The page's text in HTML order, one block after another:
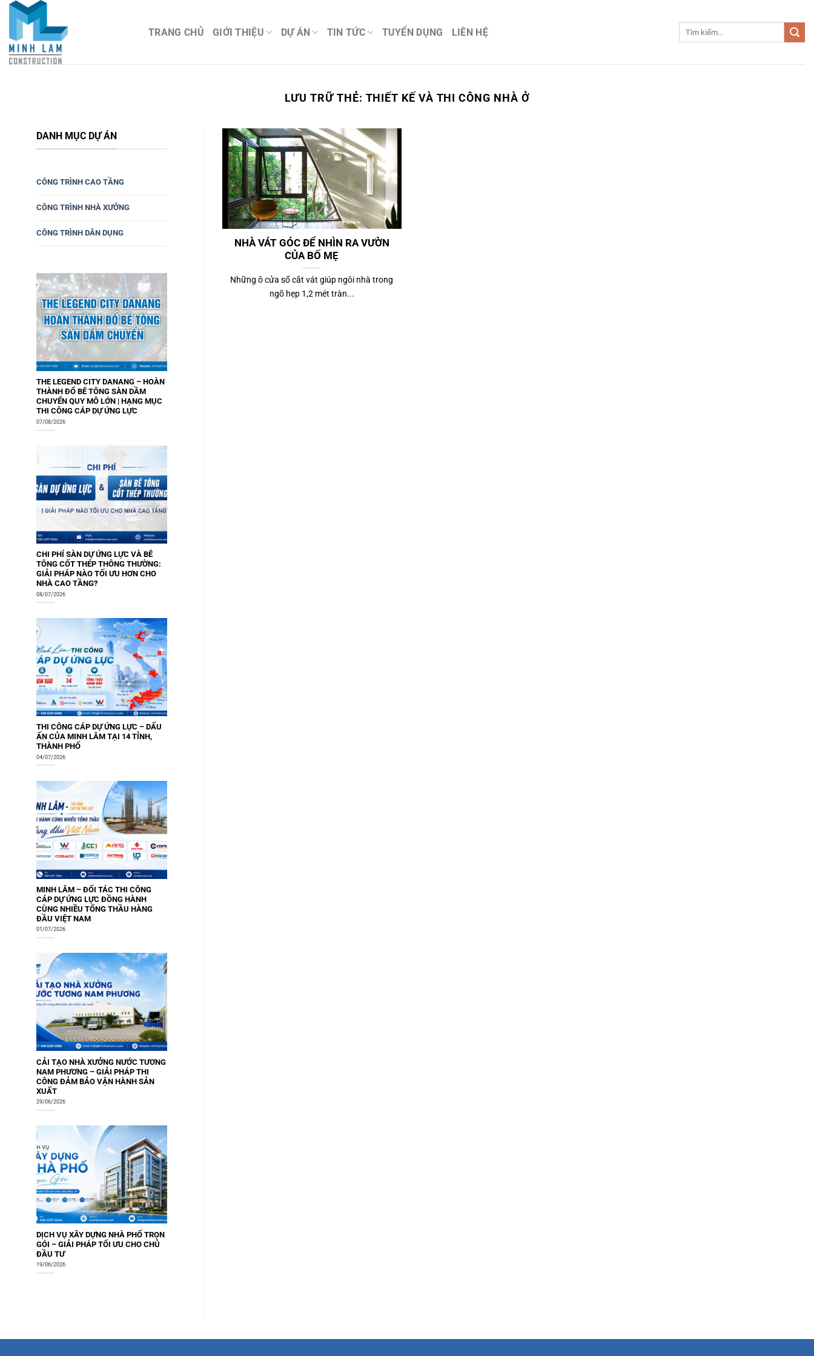
Bỏ
nội
dung
TRANG CHỦ GIỚI THIỆU DỰ ÁN TIN TỨC TUYỂN DỤNG LIÊN HỆ
LƯU TRỮ THẺ: THIẾT KẾ VÀ THI CÔNG NHÀ Ở
DANH MỤC DỰ ÁN
CÔNG TRÌNH CAO TẦNG
CÔNG TRÌNH NHÀ XƯỞNG
CÔNG TRÌNH DÂN DỤNG
THE LEGEND CITY DANANG – HOÀN
THÀNH ĐỔ BÊ TÔNG SÀN DẦM
CHUYỂN QUY MÔ LỚN | HẠNG MỤC
THI CÔNG CÁP DỰ ỨNG LỰC
07/08/2026
CHI PHÍ SÀN DỰ ỨNG LỰC VÀ BÊ
TÔNG CỐT THÉP THÔNG THƯỜNG:
GIẢI PHÁP NÀO TỐI ƯU HƠN CHO
NHÀ CAO TẦNG?
08/07/2026
THI CÔNG CÁP DỰ ỨNG LỰC – DẤU
ẤN CỦA MINH LÂM TẠI 14 TỈNH,
THÀNH PHỐ
04/07/2026
MINH LÂM – ĐỐI TÁC THI CÔNG
CÁP DỰ ỨNG LỰC ĐỒNG HÀNH
CÙNG NHIỀU TỔNG THẦU HÀNG
ĐẦU VIỆT NAM
01/07/2026
CẢI TẠO NHÀ XƯỞNG NƯỚC TƯƠNG
NAM PHƯƠNG – GIẢI PHÁP THI
CÔNG ĐẢM BẢO VẬN HÀNH SẢN
XUẤT
29/06/2026
DỊCH VỤ XÂY DỰNG NHÀ PHỐ TRỌN
GÓI – GIẢI PHÁP TỐI ƯU CHO CHỦ
ĐẦU TƯ
19/06/2026
NHÀ VÁT GÓC ĐỂ NHÌN RA VƯỜN
CỦA BỐ MẸ
Những ô cửa sổ cắt vát giúp ngôi nhà trong
ngõ hẹp 1,2 mét tràn...